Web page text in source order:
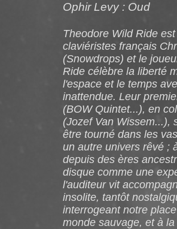
Ophir Levy : Oud
Theodore Wild Ride
claviéristes français
(Snowdrops) et le
Ride célèbre la liberté
l'espace et le temps
inattendue. Leur
(BOW Quintet...), en
(Jozef Van Wissem...),
être tourné dans les
un autre univers rêvé ;
depuis des ères
disque comme une
l'auditeur vit
insolite, tantôt
interrogeant notre
monde sauvage, et à